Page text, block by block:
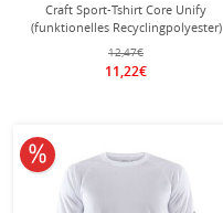
Craft Sport-Tshirt Core Unify
(funktionelles Recyclingpolyester)
orange Herren
12,47€
11,22€
10% reduziert